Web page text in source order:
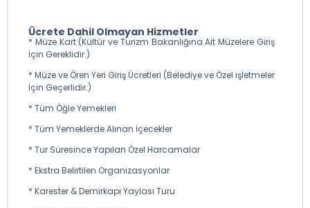
Ücrete Dahil Olmayan Hizmetler
* Müze Kart (Kültür ve Turizm Bakanlığına Ait Müzelere Giriş
İçin Gereklidir.)
* Müze ve Ören Yeri Giriş Ücretleri (Belediye ve Özel işletmeler
İçin Geçerlidir.)
* Tüm Öğle Yemekleri
* Tüm Yemeklerde Alınan İçecekler
* Tur Süresince Yapılan Özel Harcamalar
* Ekstra Belirtilen Organizasyonlar
* Karester & Demirkapı Yaylası Turu